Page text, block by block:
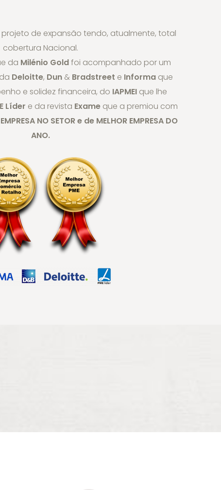
projeto de expansão tendo, atualmente, total
cobertura Nacional.
da Milénio Goldfoi acompanhado por um
Deloitte, Dun& Bradstreet e Informaque
e solidez financeira, do IAPMEI que lhe
Líder e da revista Exame que a premiou com
NO SETOR e de MELHOR EMPRESA DO
ANO.